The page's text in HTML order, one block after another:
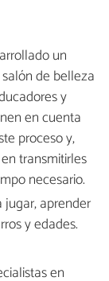
un
de belleza
y
en cuenta
proceso y,
transmitirles
necesario.
jugar, aprender
y edades.
en